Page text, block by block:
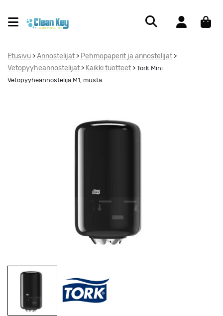
Etusivu > Annostelijat > Pehmopaperit ja annostelijat >
Vetopyyheannostelijat > Kaikki tuotteet > Tork Mini
Vetopyyheannostelija M1, musta